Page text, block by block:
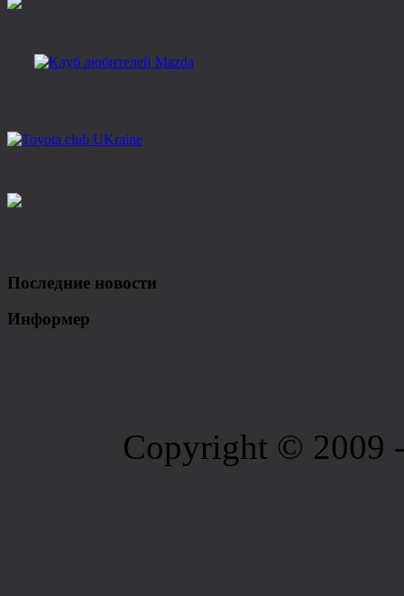
Последние новости
Информер
Copyright © 2009